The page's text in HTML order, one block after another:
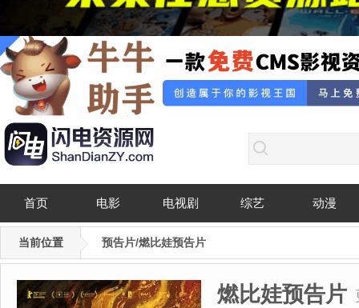
首页 电影 电视剧 综艺 动漫
当前位置 预告片/燃比娃预告片
燃比娃预告片